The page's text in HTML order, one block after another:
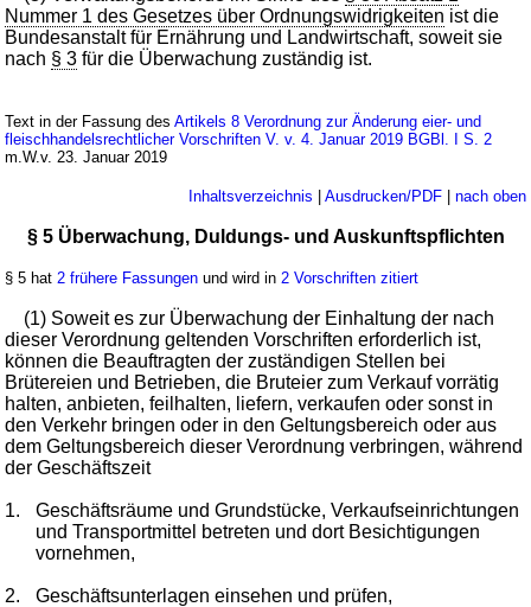
Nummer 1 des Gesetzes über Ordnungswidrigkeiten ist die
Bundesanstalt für Ernährung und Landwirtschaft, soweit sie
nach § 3 für die Überwachung zuständig ist.
Text in der Fassung desArtikels 8 Verordnung zur Änderung eier- und
fleischhandelsrechtlicher Vorschriften V. v. 4. Januar 2019 BGBl. I S. 2
m.W.v. 23. Januar 2019
Inhaltsverzeichnis | Ausdrucken/PDF| nach oben
§ 5 Überwachung, Duldungs- und Auskunftspflichten
§ 5 hat 2 frühere Fassungen und wird in 2 Vorschriften zitiert
(1) Soweit es zur Überwachung der Einhaltung der nach
dieser Verordnung geltenden Vorschriften erforderlich ist,
können die Beauftragten der zuständigen Stellen bei
Brütereien und Betrieben, die Bruteier zum Verkauf vorrätig
halten, anbieten, feilhalten, liefern, verkaufen oder sonst in
den Verkehr bringen oder in den Geltungsbereich oder aus
dem Geltungsbereich dieser Verordnung verbringen, während
der Geschäftszeit
1.
Geschäftsräume und Grundstücke, Verkaufseinrichtungen
und Transportmittel betreten und dort Besichtigungen
vornehmen,
2. Geschäftsunterlagen einsehen und prüfen,